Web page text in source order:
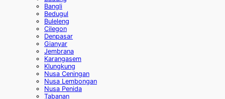
Bangli
Bedugul
Buleleng
Cilegon
Denpasar
Gianyar
Jembrana
Karangasem
Klungkung
Nusa Ceningan
Nusa Lembongan
Nusa Penida
Tabanan